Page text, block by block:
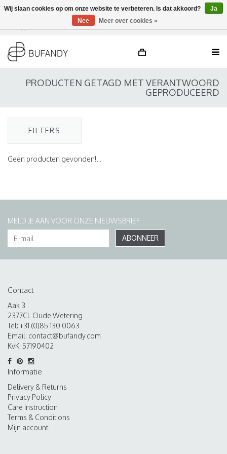
DE / EN
PRODUCTEN GETAGD MET VERANTWOORD
GEPRODUCEERD
FILTERS
Geen producten gevonden!...
MELD JE AAN VOOR ONZE NIEUWSBRIEF
ABONNEER
Contact
Aak 3
2377CL Oude Wetering
Tel: +31 (0)85 130 0063
Email: contact@bufandy.com
KvK: 57190402
Informatie
Delivery & Returns
Privacy Policy
Care Instruction
Terms & Conditions
Mijn account
Wij slaan cookies op om onze website te verbeteren. Is dat akkoord?
Ja
Nee
Meer over cookies »